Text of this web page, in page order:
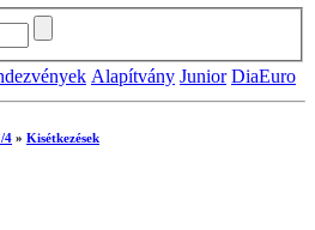
Alapítvány Junior DiaEuro
4 » Kisétkezések